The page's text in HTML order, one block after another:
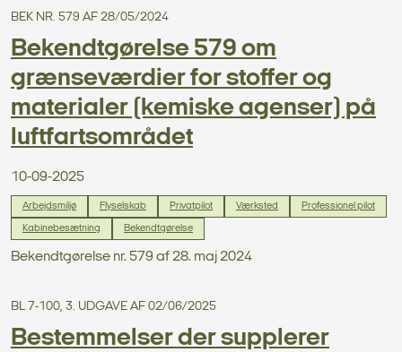
BEK NR. 579 AF 28/05/2024
Bekendtgørelse 579 om
grænseværdier for stoffer og
materialer (kemiske agenser) på
luftfartsområdet
10-09-2025
Arbejdsmiljø Flyselskab Privatpilot Værksted Professionel pilot
Kabinebesætning Bekendtgørelse
Bekendtgørelse nr. 579 af 28. maj 2024
BL 7-100, 3. UDGAVE AF 02/06/2025
Bestemmelser der supplerer